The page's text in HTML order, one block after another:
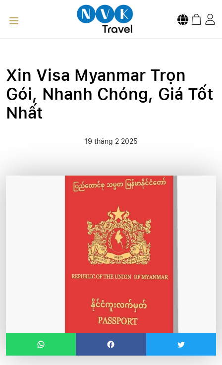
Xin Visa Myanmar Trọn
Gói, Nhanh Chóng, Giá Tốt
Nhất
19 tháng 2 2025